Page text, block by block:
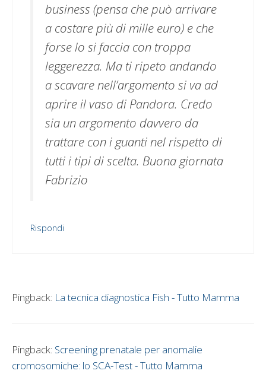
business (pensa che può arrivare
a costare più di mille euro) e che
forse lo si faccia con troppa
leggerezza. Ma ti ripeto andando
a scavare nell’argomento si va ad
aprire il vaso di Pandora. Credo
sia un argomento davvero da
trattare con i guanti nel rispetto di
tutti i tipi di scelta. Buona giornata
Fabrizio
Rispondi
Pingback: La tecnica diagnostica Fish - Tutto Mamma
Pingback: Screening prenatale per anomalie
cromosomiche: lo SCA-Test - Tutto Mamma